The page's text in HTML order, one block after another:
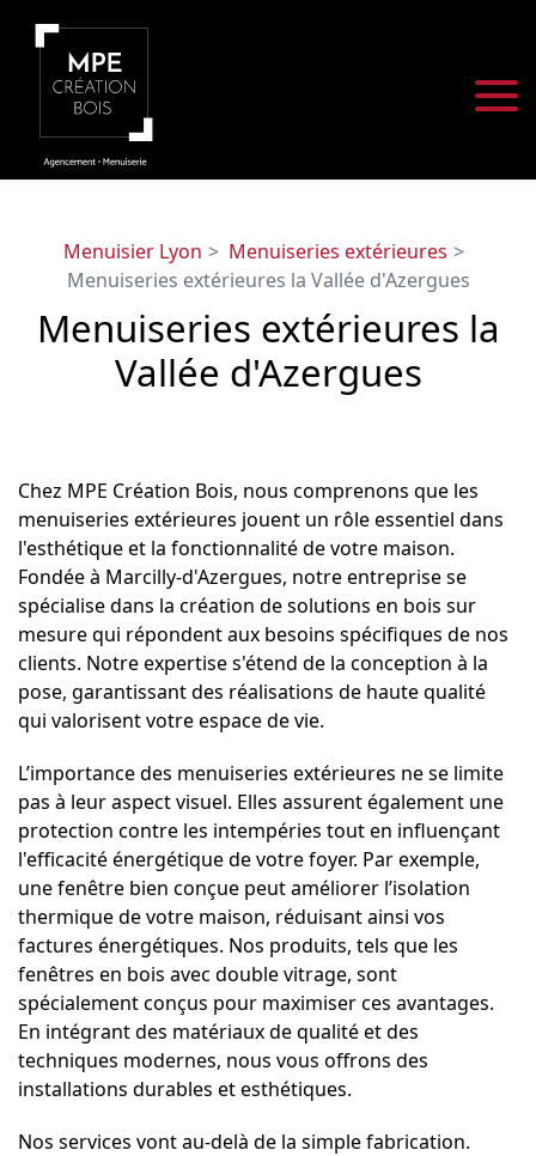
Menuisier Lyon
Menuiseries extérieures
Menuiseries extérieures la Vallée d'Azergues
Menuiseries extérieures la
Vallée d'Azergues
Chez MPE Création Bois, nous comprenons que les
menuiseries extérieures jouent un rôle essentiel dans
l'esthétique et la fonctionnalité de votre maison.
Fondée à Marcilly-d'Azergues, notre entreprise se
spécialise dans la création de solutions en bois sur
mesure qui répondent aux besoins spécifiques de nos
clients. Notre expertise s'étend de la conception à la
pose, garantissant des réalisations de haute qualité
qui valorisent votre espace de vie.
L’importance des menuiseries extérieures ne se limite
pas à leur aspect visuel. Elles assurent également une
protection contre les intempéries tout en influençant
l'efficacité énergétique de votre foyer. Par exemple,
une fenêtre bien conçue peut améliorer l’isolation
thermique de votre maison, réduisant ainsi vos
factures énergétiques. Nos produits, tels que les
fenêtres en bois avec double vitrage, sont
spécialement conçus pour maximiser ces avantages.
En intégrant des matériaux de qualité et des
techniques modernes, nous vous offrons des
installations durables et esthétiques.
Nos services vont au-delà de la simple fabrication.